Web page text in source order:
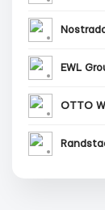
EWL
OTTO